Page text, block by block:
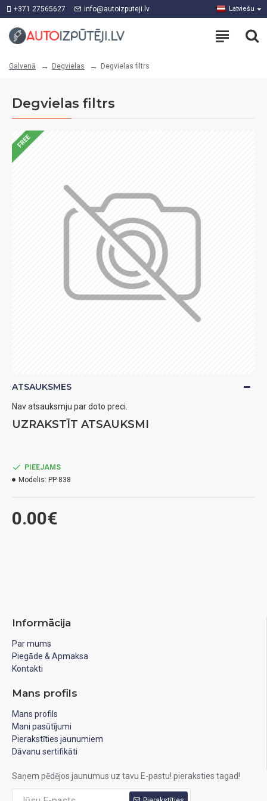
+371 27565627 info@autoizputeji.lv Latviešu
Galvenā Degvielas Degvielas filtrs
Degvielas filtrs
FREE
ATSAUKSMES
Nav atsauksmju par doto preci.
UZRAKSTĪT ATSAUKSMI
0.00€
PIEEJAMS
Modelis: PP 838
Informācija
Par mums
Piegāde & Apmaksa
Kontakti
Mans profils
Mans profils
Mani pasūtījumi
Pierakstīties jaunumiem
Dāvanu sertifikāti
Saņem pēdējos jaunumus uz tavu E-pastu! pieraksties tagad!